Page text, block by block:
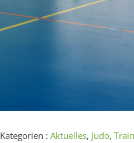
Kategorien : Aktuelles, Judo,